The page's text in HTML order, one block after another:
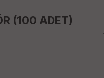
(100 ADET)